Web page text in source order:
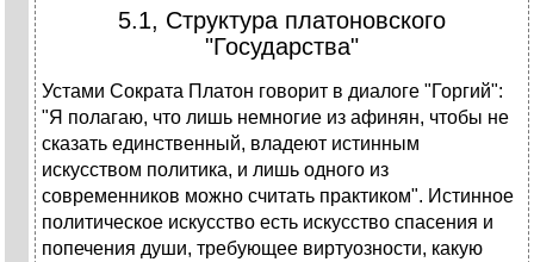
5.1, Структура платоновского
"Государства"
Устами Сократа Платон говорит в диалоге "Горгий":
"Я полагаю, что лишь немногие из афинян, чтобы не
сказать единственный, владеют истинным
искусством политика, и лишь одного из
современников можно считать практиком". Истинное
политическое искусство есть искусство спасения и
попечения души, требующее виртуозности, какую